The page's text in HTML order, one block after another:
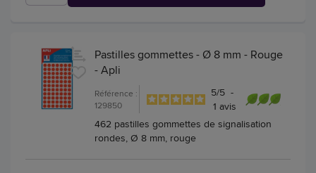
Pastilles gommettes - Ø 8 mm - Rouge
- Apli
Référence :
129850
5/5 -
1 avis
462 pastilles gommettes de signalisation
rondes, Ø 8 mm, rouge